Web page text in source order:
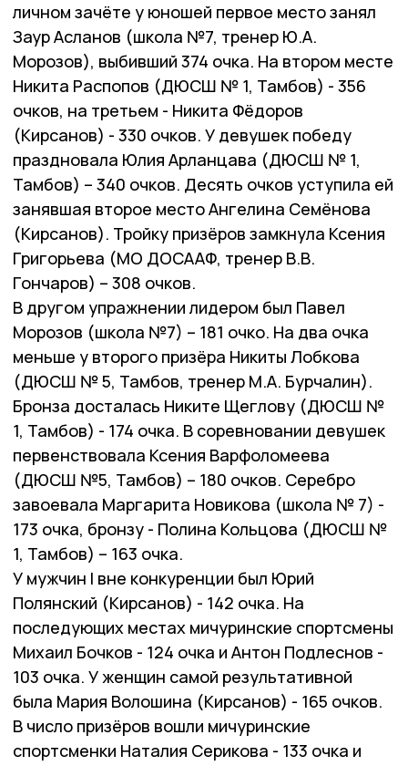
личном зачёте у юношей первое место занял
Заур Асланов (школа №7, тренер Ю.А.
Морозов), выбивший 374 очка. На втором месте
Никита Распопов (ДЮСШ № 1, Тамбов) - 356
очков, на третьем - Никита Фёдоров
(Кирсанов) - 330 очков. У девушек победу
праздновала Юлия Арланцава (ДЮСШ № 1,
Тамбов) – 340 очков. Десять очков уступила ей
занявшая второе место Ангелина Семёнова
(Кирсанов). Тройку призёров замкнула Ксения
Григорьева (МО ДОСААФ, тренер В.В.
Гончаров) – 308 очков.
В другом упражнении лидером был Павел
Морозов (школа №7) – 181 очко. На два очка
меньше у второго призёра Никиты Лобкова
(ДЮСШ № 5, Тамбов, тренер М.А. Бурчалин).
Бронза досталась Никите Щеглову (ДЮСШ №
1, Тамбов) - 174 очка. В соревновании девушек
первенствовала Ксения Варфоломеева
(ДЮСШ №5, Тамбов) – 180 очков. Серебро
завоевала Маргарита Новикова (школа № 7) -
173 очка, бронзу - Полина Кольцова (ДЮСШ №
1, Тамбов) – 163 очка.
У мужчин I вне конкуренции был Юрий
Полянский (Кирсанов) - 142 очка. На
последующих местах мичуринские спортсмены
Михаил Бочков - 124 очка и Антон Подлеснов -
103 очка. У женщин самой результативной
была Мария Волошина (Кирсанов) - 165 очков.
В число призёров вошли мичуринские
спортсменки Наталия Серикова - 133 очка и